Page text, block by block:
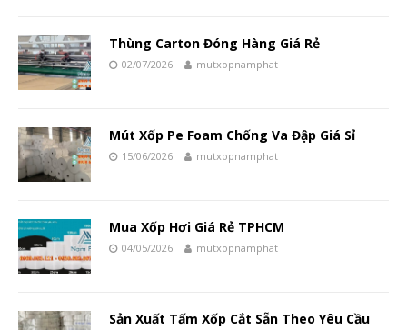
Thùng Carton Đóng Hàng Giá Rẻ
02/07/2026 mutxopnamphat
Mút Xốp Pe Foam Chống Va Đập Giá Sỉ
15/06/2026 mutxopnamphat
Mua Xốp Hơi Giá Rẻ TPHCM
04/05/2026 mutxopnamphat
Sản Xuất Tấm Xốp Cắt Sẵn Theo Yêu Cầu